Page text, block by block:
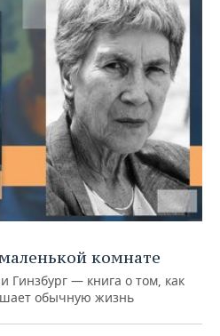
комнате
Гинзбург — книга о том, как
обычную жизнь